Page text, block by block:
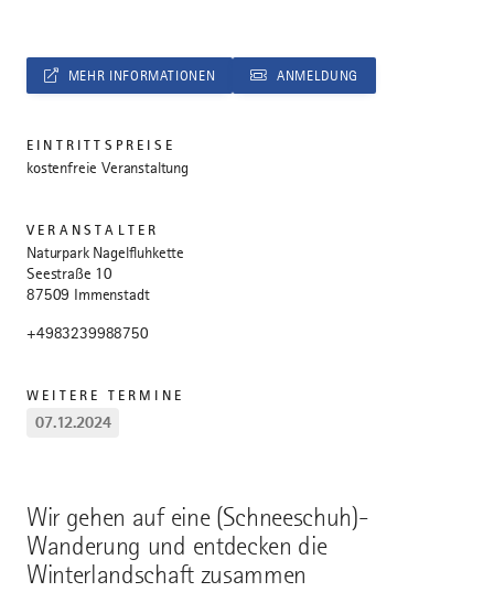
Wir gehen auf eine (Schneeschuh)-
Wanderung und entdecken die
Winterlandschaft zusammen
MEHR INFORMATIONEN ANMELDUNG
EINTRITTSPREISE
kostenfreie Veranstaltung
VERANSTALTER
Naturpark Nagelfluhkette
Seestraße 10
87509 Immenstadt
+4983239988750
WEITERE TERMINE
07.12.2024